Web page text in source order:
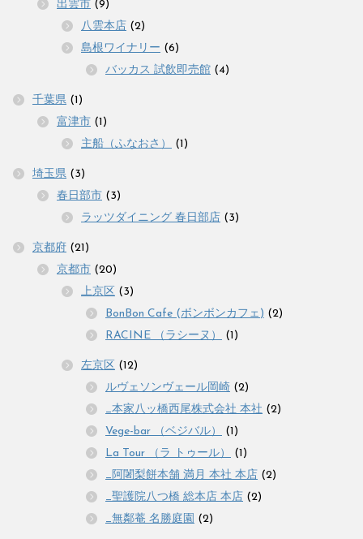
出雲市 (9)
八雲本店 (2)
島根ワイナリー (6)
バッカス 試飲即売館 (4)
千葉県 (1)
富津市 (1)
主船（ふなおさ）
(1)
埼玉県 (3)
春日部市 (3)
ラッツダイニング 春日部店 (3)
京都府 (21)
京都市 (20)
上京区 (3)
BonBon Cafe (ボンボンカフェ) (2)
RACINE （ラシーヌ）
(1)
左京区 (12)
ルヴェソンヴェール岡崎 (2)
_本家八ッ橋西尾株式会社 本社 (2)
Vege-bar （ベジバル）
(1)
La Tour （ラ トゥール）
(1)
_阿闍梨餅本舗 満月 本社 本店 (2)
_聖護院八つ橋 総本店 本店 (2)
_無鄰菴 名勝庭園 (2)